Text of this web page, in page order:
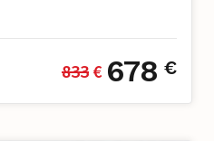
833 € 678 €